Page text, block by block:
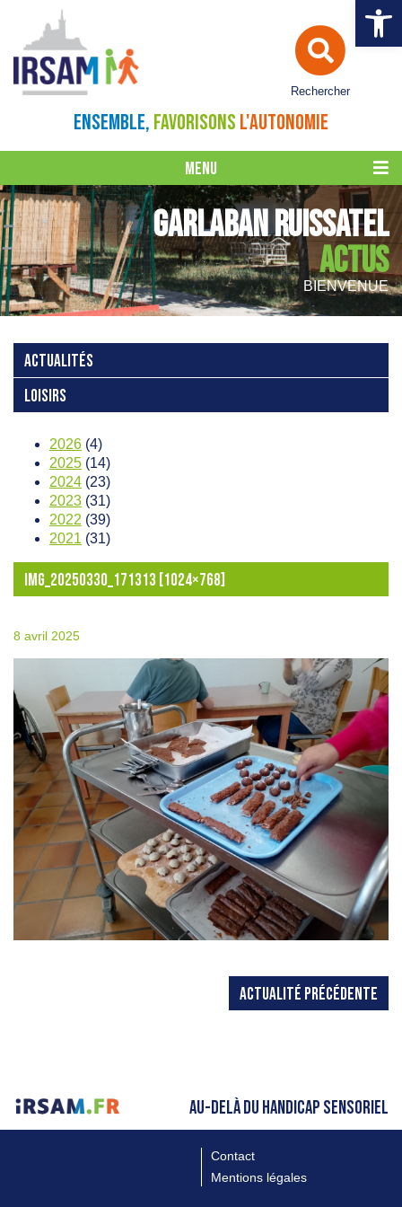
Ouvrir
Rechercher
ENSEMBLE, FAVORISONS L'AUTONOMIE
MENU
GARLABAN RUISSATEL
ACTUS
BIENVENUE
ACTUALITÉS
LOISIRS
2026 (4)
2025 (14)
2024 (23)
2023 (31)
2022 (39)
2021 (31)
IMG_20250330_171313 [1024×768]
8 avril 2025
ACTUALITÉ PRÉCÉDENTE
AU-DELÀ DU HANDICAP SENSORIEL
Contact
Mentions légales